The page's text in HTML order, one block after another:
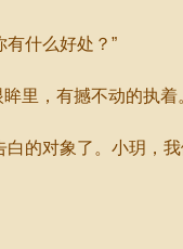
什么好处？”
里，有撼不动的执着
的对象了。小玥，我